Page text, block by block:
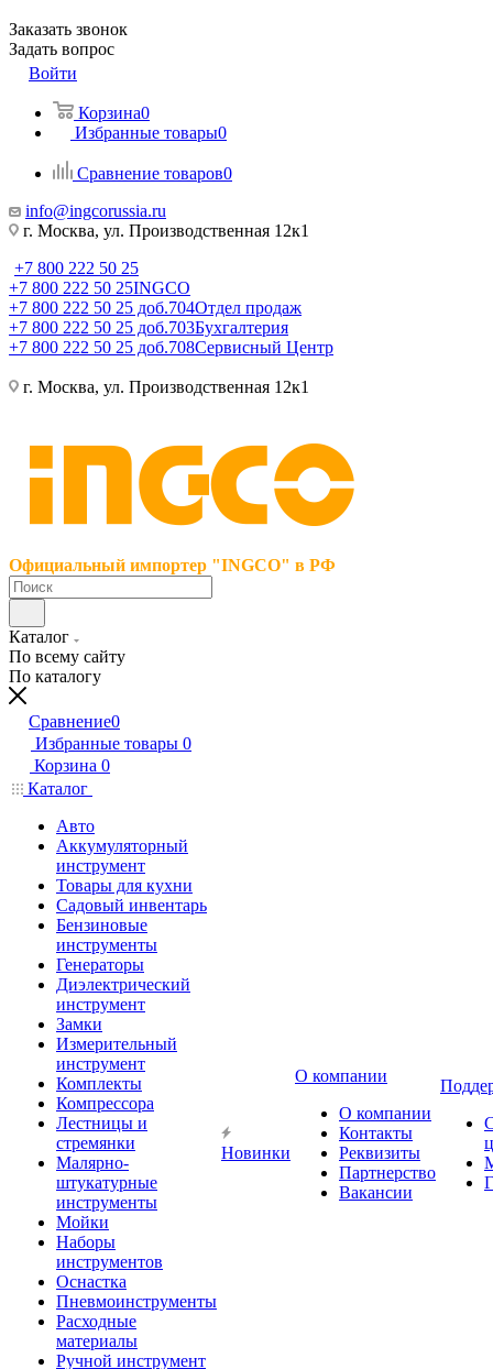
Заказать звонок
Задать вопрос
Войти
Корзина0
Избранные товары0
Сравнение товаров0
info@ingcorussia.ru
г. Москва, ул. Производственная 12к1
+7 800 222 50 25
+7 800 222 50 25INGCO
+7 800 222 50 25 доб.704Отдел продаж
+7 800 222 50 25 доб.703Бухгалтерия
+7 800 222 50 25 доб.708Сервисный Центр
г. Москва, ул. Производственная 12к1
Официальный импортер "INGCO" в РФ
Каталог
По всему сайту
По каталогу
Сравнение0
Избранные товары 0
Корзина 0
Каталог
Авто
Аккумуляторный
инструмент
Товары для кухни
Садовый инвентарь
Бензиновые
инструменты
Генераторы
Диэлектрический
инструмент
Замки
Измерительный
инструмент
Комплекты
Компрессора
Лестницы и
стремянки
Малярно-
штукатурные
инструменты
Мойки
Наборы
инструментов
Оснастка
Пневмоинструменты
Расходные
материалы
Ручной инструмент
Новинки
О компании
О компании
Контакты
Реквизиты
Партнерство
Вакансии